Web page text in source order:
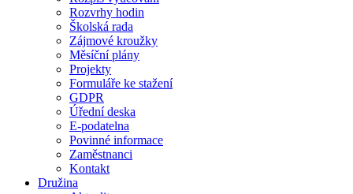
Rozvrhy hodin
Školská rada
Zájmové kroužky
Měsíční plány
Projekty
Formuláře ke stažení
GDPR
Úřední deska
E-podatelna
Povinné informace
Zaměstnanci
Kontakt
Družina